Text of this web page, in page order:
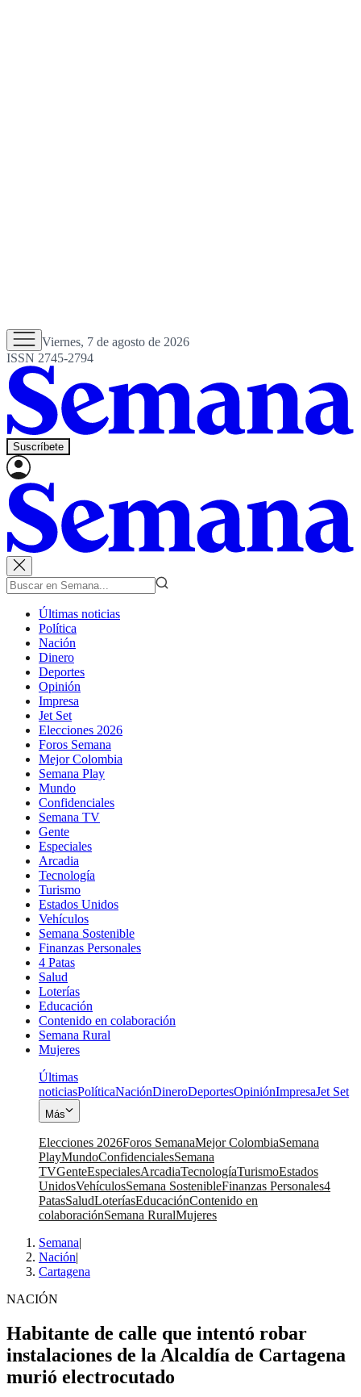
Viernes, 7 de agosto de 2026
ISSN 2745-2794
Suscríbete
Últimas noticias
Política
Nación
Dinero
Deportes
Opinión
Impresa
Jet Set
Elecciones 2026
Foros Semana
Mejor Colombia
Semana Play
Mundo
Confidenciales
Semana TV
Gente
Especiales
Arcadia
Tecnología
Turismo
Estados Unidos
Vehículos
Semana Sostenible
Finanzas Personales
4 Patas
Salud
Loterías
Educación
Contenido en colaboración
Semana Rural
Mujeres
Últimas
noticiasPolíticaNaciónDineroDeportesOpiniónImpresaJet Set
Más
Elecciones 2026Foros SemanaMejor ColombiaSemana
PlayMundoConfidencialesSemana
TVGenteEspecialesArcadiaTecnologíaTurismoEstados
UnidosVehículosSemana SostenibleFinanzas Personales4
PatasSaludLoteríasEducaciónContenido en
colaboraciónSemana RuralMujeres
Semana|
Nación|
Cartagena
NACIÓN
Habitante de calle que intentó robar
instalaciones de la Alcaldía de Cartagena
murió electrocutado